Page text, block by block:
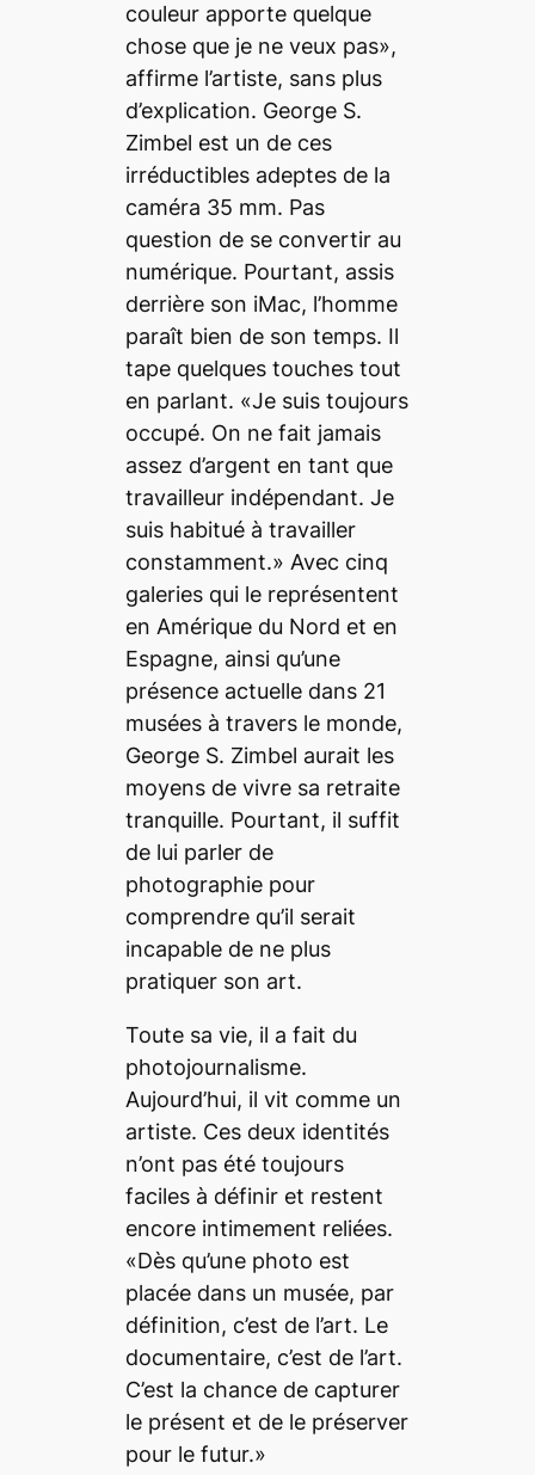
couleur apporte quelque
chose que je ne veux pas»,
affirme l’artiste, sans plus
d’explication. George S.
Zimbel est un de ces
irréductibles adeptes de la
caméra 35 mm. Pas
question de se convertir au
numérique. Pourtant, assis
derrière son iMac, l’homme
paraît bien de son temps. Il
tape quelques touches tout
en parlant. «Je suis toujours
occupé. On ne fait jamais
assez d’argent en tant que
travailleur indépendant. Je
suis habitué à travailler
constamment.» Avec cinq
galeries qui le représentent
en Amérique du Nord et en
Espagne, ainsi qu’une
présence actuelle dans 21
musées à travers le monde,
George S. Zimbel aurait les
moyens de vivre sa retraite
tranquille. Pourtant, il suffit
de lui parler de
photographie pour
comprendre qu’il serait
incapable de ne plus
pratiquer son art.
Toute sa vie, il a fait du
photojournalisme.
Aujourd’hui, il vit comme un
artiste. Ces deux identités
n’ont pas été toujours
faciles à définir et restent
encore intimement reliées.
«Dès qu’une photo est
placée dans un musée, par
définition, c’est de l’art. Le
documentaire, c’est de l’art.
C’est la chance de capturer
le présent et de le préserver
pour le futur.»